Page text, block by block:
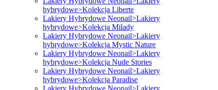
hybrydowe>Kolekcja Liberte
Lakiery Hybrydowe Neonail>Lakiery
hybrydowe>Kolekcja Milady
Lakiery Hybrydowe Neonail>Lakiery
hybrydowe>Kolekcja Mystic Nature
Lakiery Hybrydowe Neonail>Lakiery
hybrydowe>Kolekcja Nude Stories
Lakiery Hybrydowe Neonail>Lakiery
hybrydowe>Kolekcja Paradise
Lakiery Hybrydowe Neonail>Lakiery